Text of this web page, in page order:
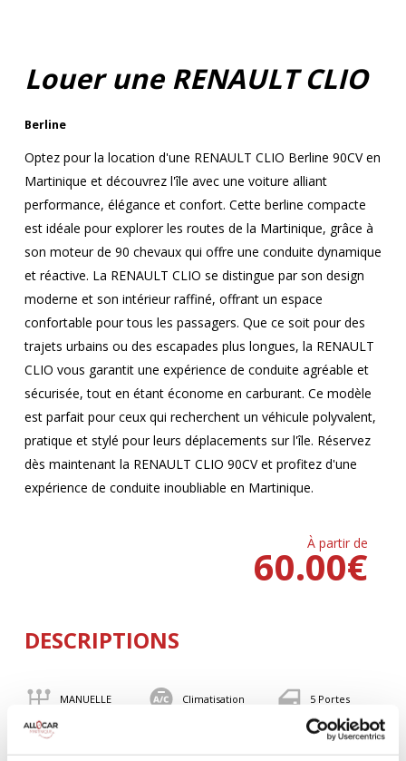
Louer une RENAULT CLIO
Berline
Optez pour la location d'une RENAULT CLIO Berline 90CV en
Martinique et découvrez l'île avec une voiture alliant
performance, élégance et confort. Cette berline compacte
est idéale pour explorer les routes de la Martinique, grâce à
son moteur de 90 chevaux qui offre une conduite dynamique
et réactive. La RENAULT CLIO se distingue par son design
moderne et son intérieur raffiné, offrant un espace
confortable pour tous les passagers. Que ce soit pour des
trajets urbains ou des escapades plus longues, la RENAULT
CLIO vous garantit une expérience de conduite agréable et
sécurisée, tout en étant économe en carburant. Ce modèle
est parfait pour ceux qui recherchent un véhicule polyvalent,
pratique et stylé pour leurs déplacements sur l'île. Réservez
dès maintenant la RENAULT CLIO 90CV et profitez d'une
expérience de conduite inoubliable en Martinique.
À partir de
€
60.00
DESCRIPTIONS
MANUELLE Climatisation 5 Portes
BLUETOOTH 90 CV